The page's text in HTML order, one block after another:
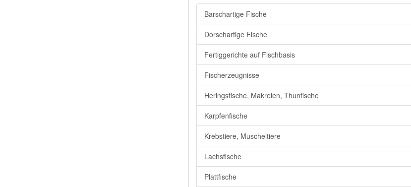
Barschartige Fische
Dorschartige Fische
Fertiggerichte auf Fischbasis
Fischerzeugnisse
Heringsfische, Makrelen, Thunfische
Karpfenfische
Krebstiere, Muscheltiere
Lachsfische
Plattfische